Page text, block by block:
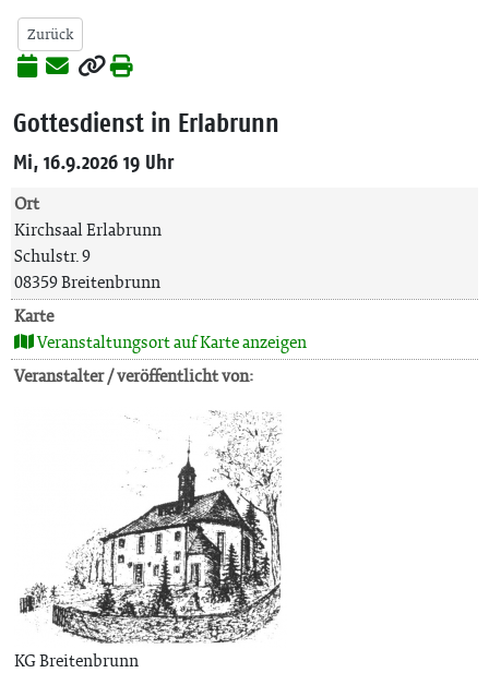
Zurück
Gottesdienst in Erlabrunn
Mi, 16.9.2026 19 Uhr
Ort
Kirchsaal Erlabrunn
Schulstr. 9
08359 Breitenbrunn
Karte
Veranstaltungsort auf Karte anzeigen
Veranstalter / veröffentlicht von:
KG Breitenbrunn